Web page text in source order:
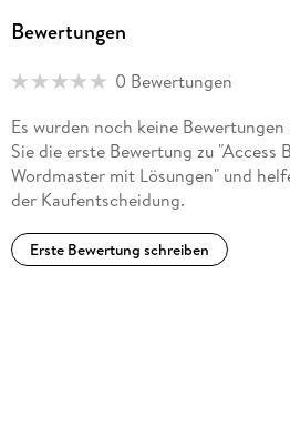
Bewertungen
0 Bewertungen
Es wurden noch keine
Sie die erste Bewertung zu "Access
Wordmaster mit Lösungen" und
der Kaufentscheidung.
Erste Bewertung schreiben